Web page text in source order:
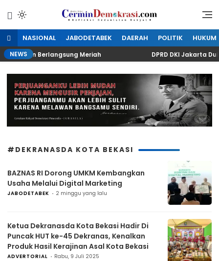
konten
CerminDemokrasi.com
Refleksi Kedaulatan Rakyat
NASIONAL JABODETABEK DAERAH POLITIK HUKUM
NEWS Berlangsung Meriah DPRD DKI Jakarta
#DEKRANASDA KOTA BEKASI
BAZNAS RI Dorong UMKM Kembangkan
Usaha Melalui Digital Marketing
JABODETABEK 2 minggu yang lalu
Ketua Dekranasda Kota Bekasi Hadir Di
Puncak HUT ke-45 Dekranas, Kenalkan
Produk Hasil Kerajinan Asal Kota Bekasi
ADVERTORIAL Rabu, 9 Juli 2025